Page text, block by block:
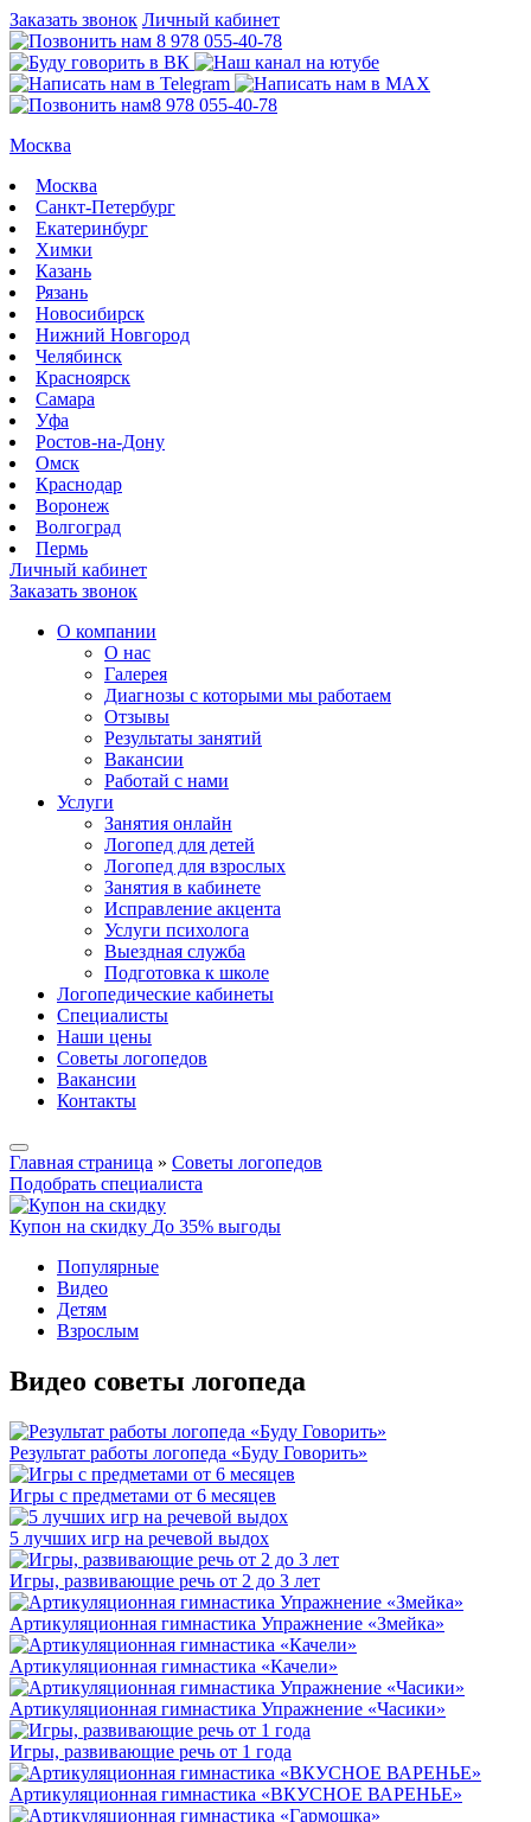
Заказать звонок Личный кабинет
8 978 055-40-78
8 978 055-40-78
Москва
Москва
Санкт-Петербург
Екатеринбург
Химки
Казань
Рязань
Новосибирск
Нижний Новгород
Челябинск
Красноярск
Самара
Уфа
Ростов-на-Дону
Омск
Краснодар
Воронеж
Волгоград
Пермь
Личный кабинет
Заказать звонок
О компании
О нас
Галерея
Диагнозы с которыми мы работаем
Отзывы
Результаты занятий
Вакансии
Работай с нами
Услуги
Занятия онлайн
Логопед для детей
Логопед для взрослых
Занятия в кабинете
Исправление акцента
Услуги психолога
Выездная служба
Подготовка к школе
Логопедические кабинеты
Специалисты
Наши цены
Советы логопедов
Вакансии
Контакты
Главная страница » Советы логопедов
Подобрать специалиста
Купон на скидку До 35% выгоды
Популярные
Видео
Детям
Взрослым
Видео советы логопеда
Результат работы логопеда «Буду Говорить»
Игры с предметами от 6 месяцев
5 лучших игр на речевой выдох
Игры, развивающие речь от 2 до 3 лет
Артикуляционная гимнастика Упражнение «Змейка»
Артикуляционная гимнастика «Качели»
Артикуляционная гимнастика Упражнение «Часики»
Игры, развивающие речь от 1 года
Артикуляционная гимнастика «ВКУСНОЕ ВАРЕНЬЕ»